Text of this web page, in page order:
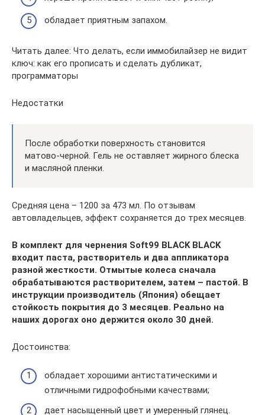
обладает приятным запахом.
Читать далее: Что делать, если иммобилайзер не видит
ключ: как его прописать и сделать дубликат,
программаторы
Недостатки
После обработки поверхность становится
матово-черной. Гель не оставляет жирного блеска
и масляной пленки.
Средняя цена – 1200 за 473 мл. По отзывам
автовладельцев, эффект сохраняется до трех месяцев.
В комплект для чернения Soft99 BLACK BLACK
входит паста, растворитель и два аппликатора
разной жесткости. Отмытые колеса сначала
обрабатываются растворителем, затем – пастой. В
инструкции производитель (Япония) обещает
стойкость покрытия до 3 месяцев. Реально на
наших дорогах оно держится около 30 дней.
Достоинства:
обладает хорошими антистатическими и
отличными гидрофобными качествами;
дает насыщенный цвет и умеренный глянец.